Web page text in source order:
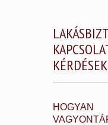
KÉRDÉSEK
HOGYAN